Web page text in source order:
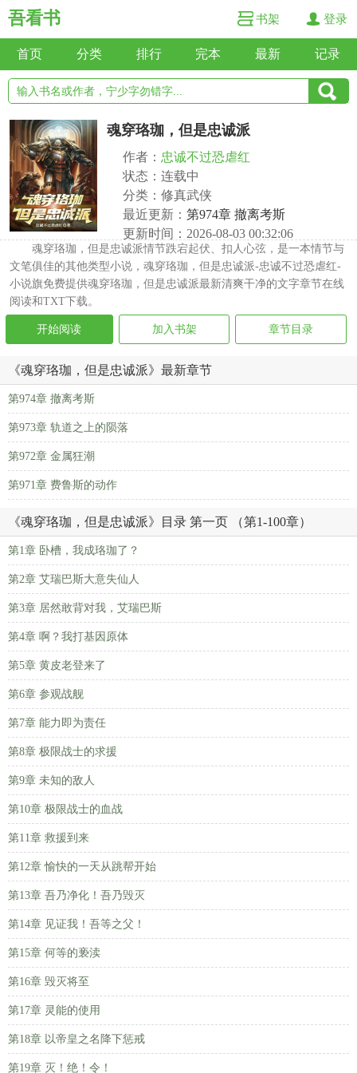
吾看书 书架 登录
首页 分类 排行 完本 最新 记录
魂穿珞珈，但是忠诚派
作者： 忠诚不过恐虐红
状态：连载中
分类：修真武侠
最近更新： 第974章 撤离考斯
更新时间：2026-08-03 00:32:06
魂穿珞珈，但是忠诚派情节跌宕起伏、扣人心弦，是一本情节与
文笔俱佳的其他类型小说，魂穿珞珈，但是忠诚派-忠诚不过恐虐红-
小说旗免费提供魂穿珞珈，但是忠诚派最新清爽干净的文字章节在线
阅读和TXT下载。
开始阅读 加入书架 章节目录
《魂穿珞珈，但是忠诚派》最新章节
第974章 撤离考斯
第973章 轨道之上的陨落
第972章 金属狂潮
第971章 费鲁斯的动作
《魂穿珞珈，但是忠诚派》目录 第一页 （第1-100章）
第1章 卧槽，我成珞珈了？
第2章 艾瑞巴斯大意失仙人
第3章 居然敢背对我，艾瑞巴斯
第4章 啊？我打基因原体
第5章 黄皮老登来了
第6章 参观战舰
第7章 能力即为责任
第8章 极限战士的求援
第9章 未知的敌人
第10章 极限战士的血战
第11章 救援到来
第12章 愉快的一天从跳帮开始
第13章 吾乃净化！吾乃毁灭
第14章 见证我！吾等之父！
第15章 何等的亵渎
第16章 毁灭将至
第17章 灵能的使用
第18章 以帝皇之名降下惩戒
第19章 灭！绝！令！